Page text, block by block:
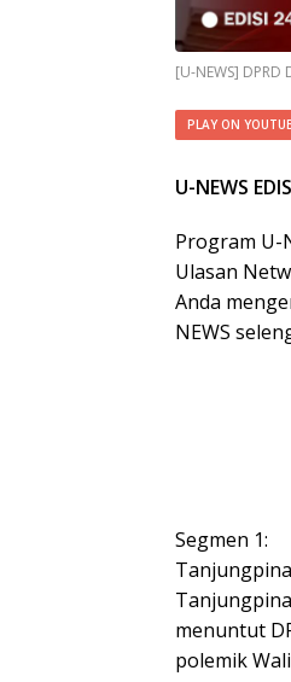
[U-NEWS]
PLAY ON
U-NEWS
Program U-
Ulasan
Anda
NEWS
Segmen 1:
menuntut
polemik